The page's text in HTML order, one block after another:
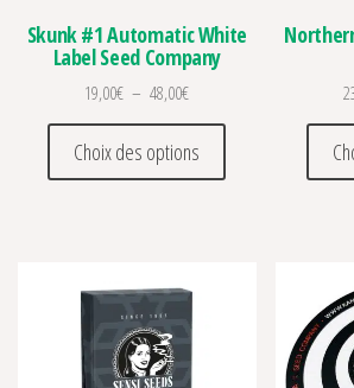
Skunk #1 Automatic White
Label Seed Company
19,00€ – 48,00€Plage de prix : 19,00€ à
Choix des options
Ce produit a